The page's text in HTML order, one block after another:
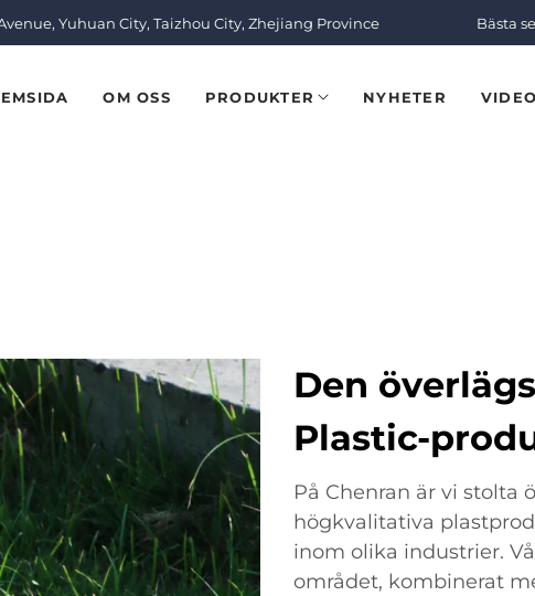
Yuhuan City, Taizhou City, Zhejiang Province Bästa
OM OSS PRODUKTER NYHETER VIDEO
Den
Plastic-
På Chenran är vi stolta
högkvalitativa
inom olika industrier.
området, kombinerat